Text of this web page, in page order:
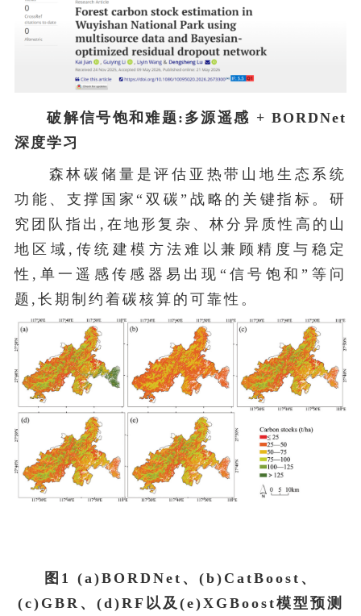
破解信号饱和难题:多源遥感 + BORDNet
深度学习
森林碳储量是评估亚热带山地生态系统
功能、支撑国家“双碳”战略的关键指标。研
究团队指出,在地形复杂、林分异质性高的山
地区域,传统建模方法难以兼顾精度与稳定
性,单一遥感传感器易出现“信号饱和”等问
题,长期制约着碳核算的可靠性。
图1 (a)BORDNet、(b)CatBoost、
(c)GBR、(d)RF以及(e)XGBoost模型预测